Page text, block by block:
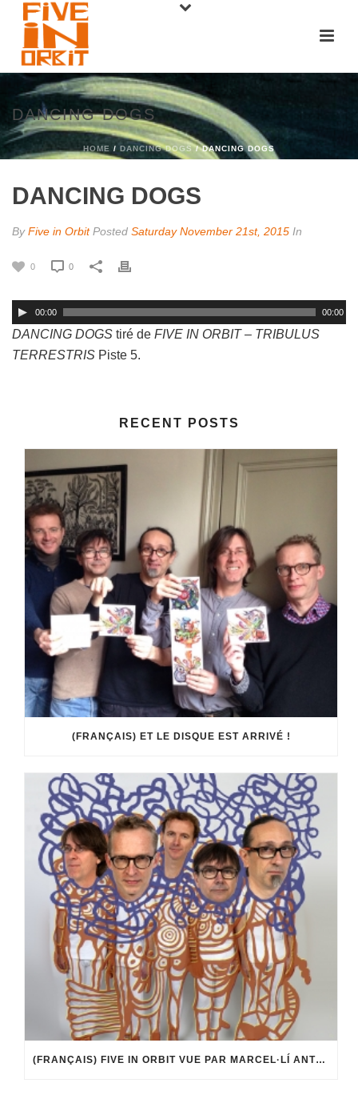
DANCING DOGS
HOME / DANCING DOGS/ DANCING DOGS
DANCING DOGS
ByFive in Orbit Posted Saturday November 21st, 2015 In
0 0
00:00 00:00
DANCING DOGS tiré de FIVE IN ORBIT – TRIBULUS
TERRESTRIS Piste 5.
RECENT POSTS
(FRANÇAIS) ET LE DISQUE EST ARRIVÉ !
(FRANÇAIS) FIVE IN ORBIT VUE PAR MARCEL·LÍ ANTÚNEZ ROCA